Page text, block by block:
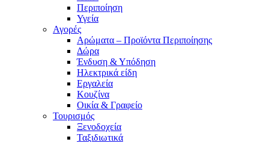
Περιποίηση
Υγεία
Αγορές
Αρώματα – Προϊόντα Περιποίησης
Δώρα
Ένδυση & Υπόδηση
Ηλεκτρικά είδη
Εργαλεία
Κουζίνα
Οικία & Γραφείο
Τουρισμός
Ξενοδοχεία
Ταξιδιωτικά